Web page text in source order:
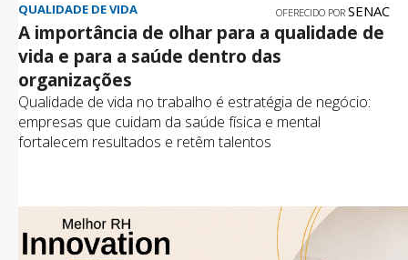
QUALIDADE DE VIDA OFERECIDO POR SENAC
A importância de olhar para a qualidade de
vida e para a saúde dentro das
organizações
Qualidade de vida no trabalho é estratégia de negócio:
empresas que cuidam da saúde física e mental
fortalecem resultados e retêm talentos